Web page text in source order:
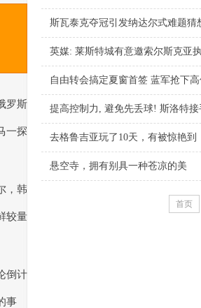
罗斯
一探
，韩
较量
倒计
事
斯瓦泰克夺冠引发纳达尔式难题
英媒: 莱斯特城有意邀索尔斯克亚
自由转会搞定夏窗首签 蓝军抢下
提高控制力, 避免先丢球! 斯洛特
去格鲁吉亚玩了10天，有被惊艳到
悬空寺，拥有别具一种苍凉的美
首页